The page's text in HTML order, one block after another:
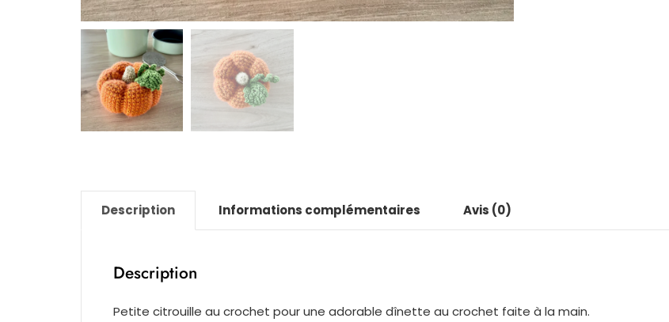
Description Informations complémentaires Avis (0)
Description
Petite citrouille au crochet pour une adorable dînette au crochet faite à la main.